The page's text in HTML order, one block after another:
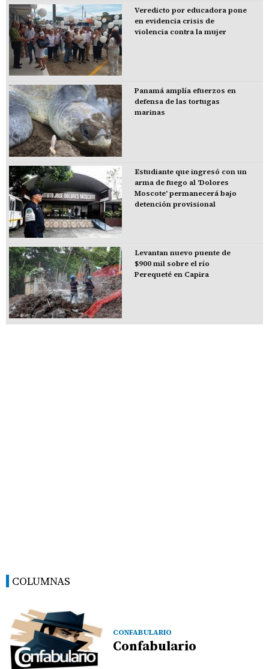
Veredicto por educadora pone
en evidencia crisis de
violencia contra la mujer
Panamá amplía efuerzos en
defensa de las tortugas
marinas
Estudiante que ingresó con un
arma de fuego al 'Dolores
Moscote' permanecerá bajo
detención provisional
Levantan nuevo puente de
$900 mil sobre el río
Perequeté en Capira
COLUMNAS
CONFABULARIO
Confabulario